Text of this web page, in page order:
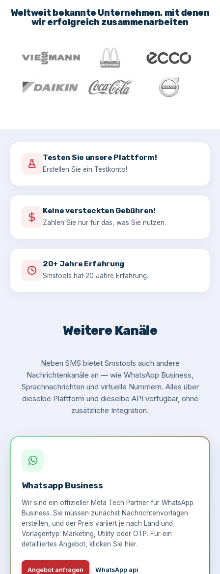
Weltweit bekannte Unternehmen, mit denen
wir erfolgreich zusammenarbeiten
Testen Sie unsere Plattform!
Erstellen Sie ein Testkonto!
Keine versteckten Gebühren!
Zahlen Sie nur für das, was Sie nutzen.
20+ Jahre Erfahrung
Smstools hat 20 Jahre Erfahrung.
Weitere Kanäle
Neben SMS bietet Smstools auch andere
Nachrichtenkanäle an — wie WhatsApp Business,
Sprachnachrichten und virtuelle Nummern. Alles über
dieselbe Plattform und dieselbe API verfügbar, ohne
zusätzliche Integration.
Whatsapp Business
Wir sind ein offizieller Meta Tech Partner für WhatsApp
Business. Sie müssen zunächst Nachrichtenvorlagen
erstellen, und der Preis variiert je nach Land und
Vorlagentyp: Marketing, Utility oder OTP. Für ein
detailliertes Angebot, klicken Sie hier.
Angebot anfragen WhatsApp api